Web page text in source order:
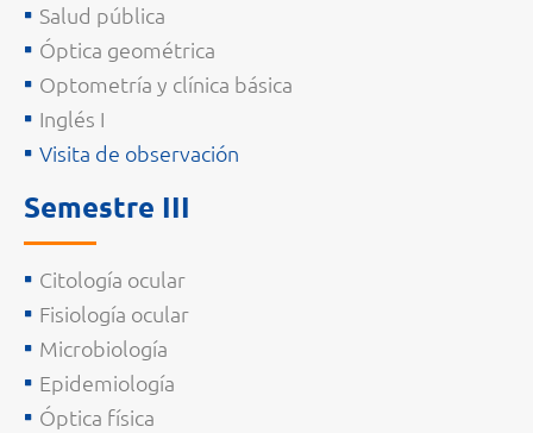
Salud pública
Óptica geométrica
Optometría y clínica básica
Inglés I
Visita de observación
Semestre III
Citología ocular
Fisiología ocular
Microbiología
Epidemiología
Óptica física